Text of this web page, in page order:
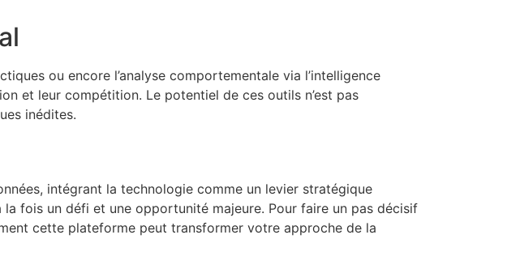
ou encore l’analyse comportementale via l’intelligence
et leur compétition. Le potentiel de ces outils n’est pas
inédites.
intégrant la technologie comme un levier stratégique
fois un défi et une opportunité majeure. Pour faire un pas décisif
cette plateforme peut transformer votre approche de la